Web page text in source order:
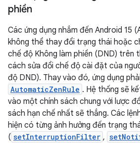
phiền
Các ứng dụng nhắm đến Android 15
không thể thay đổi trạng thái hoặc
chế độ Không làm phiền (DND) trên
cách sửa đổi chế độ cài đặt của
độ DND). Thay vào đó, ứng dụng
AutomaticZenRule . Hệ thống sẽ
vào một chính sách chung với lược
sách hạn chế nhất sẽ thắng. Các
hiện có từng ảnh hưởng đến trạng
( setInterruptionFilter ,